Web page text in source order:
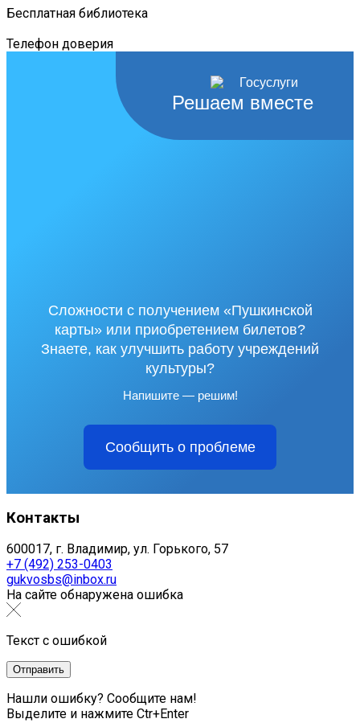
Бесплатная библиотека
Телефон доверия
Решаем вместе
Сложности с получением «Пушкинской
карты» или приобретением билетов?
Знаете, как улучшить работу учреждений
культуры?
Напишите — решим!
Сообщить о проблеме
Контакты
600017, г. Владимир, ул. Горького, 57
+7 (492) 253-0403
gukvosbs@inbox.ru
На сайте обнаружена ошибка
Текст с ошибкой
Нашли ошибку? Сообщите нам!
Выделите и нажмите Ctr+Enter